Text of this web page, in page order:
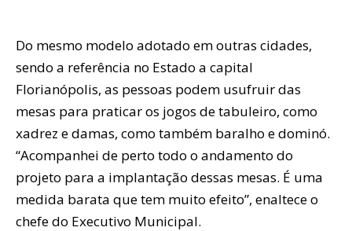
Do mesmo modelo adotado em outras cidades,
sendo a referência no Estado a capital
Florianópolis, as pessoas podem usufruir das
mesas para praticar os jogos de tabuleiro, como
xadrez e damas, como também baralho e dominó.
“Acompanhei de perto todo o andamento do
projeto para a implantação dessas mesas. É uma
medida barata que tem muito efeito”, enaltece o
chefe do Executivo Municipal.